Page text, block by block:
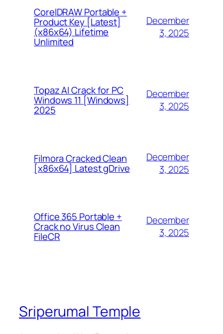
CorelDRAW Portable +
Product Key [Latest]
(x86x64) Lifetime
Unlimited
December
3, 2025
Topaz AI Crack for PC
Windows 11 [Windows]
2025
December
3, 2025
Filmora Cracked Clean
[x86x64] Latest gDrive
December
3, 2025
Office 365 Portable +
Crack no Virus Clean
FileCR
December
3, 2025
Sriperumal Temple